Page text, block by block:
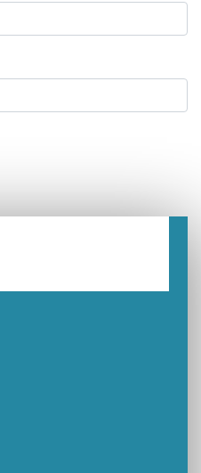
Jazz Festival !
Coq Bressan à Courlaoux !
!